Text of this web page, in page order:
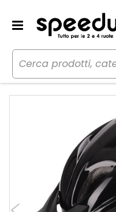
Home Bici Caschi
Casco bici Urbano Talon